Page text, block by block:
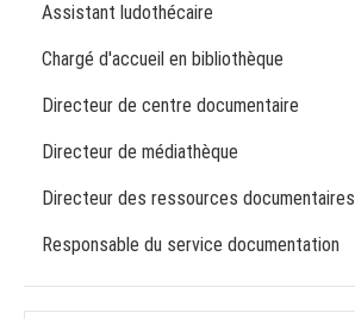
Assistant ludothécaire
Chargé d'accueil en bibliothèque
Directeur de centre documentaire
Directeur de médiathèque
Directeur des ressources documentaires
Responsable du service documentation